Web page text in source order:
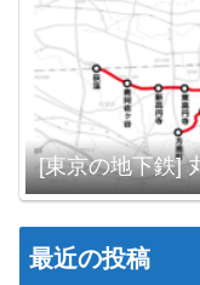
[東京の地下鉄]
最近の投稿